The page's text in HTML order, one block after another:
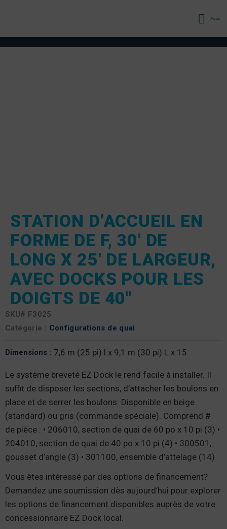
Menu
STATION D’ACCUEIL EN
FORME DE F, 30′ DE
LONG X 25′ DE LARGEUR,
AVEC DOCKS POUR LES
DOIGTS DE 40"
SKU# F3025
Catégorie : Configurations de quai
Dimensions : 7,6 m (25 pi) l x 9,1 m (30 pi) L x 15
Le système breveté EZ Dock le rend facile à installer. Il
suffit de disposer les sections, d’attacher les boulons en
place et de serrer les boulons. Disponible en beige
(standard) ou gris (commande spéciale). Comprend #
de pièce : • 206010, section de quai de 60 po x 10 pi (3) •
204010, section de quai de 40 po x 10 pi (4) • 300501,
gousset d’angle (3) • 301100, ensemble d’attelage (14)
Vous êtes intéressé par des options de financement?
Demandez une soumission dès aujourd’hui pour explorer
les options de financement disponibles auprès de votre
concessionnaire EZ Dock local.